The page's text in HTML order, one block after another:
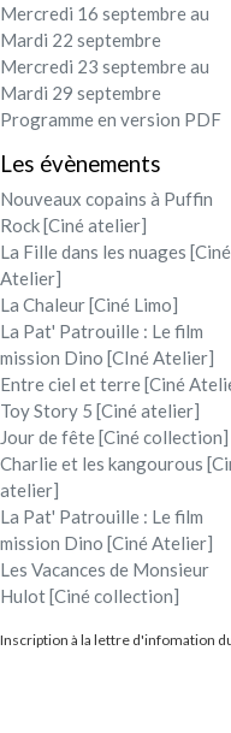
Mercredi 16 septembre au
Mardi 22 septembre
Mercredi 23 septembre au
Mardi 29 septembre
Programme en version PDF
Les évènements
Nouveaux copains à Puffin
Rock [Ciné atelier]
La Fille dans les nuages [Ciné
Atelier]
La Chaleur [Ciné Limo]
La Pat' Patrouille : Le film
mission Dino [CIné Atelier]
Entre ciel et terre [Ciné
Toy Story 5 [Ciné atelier]
Jour de fête [Ciné collection]
Charlie et les kangourous
atelier]
La Pat' Patrouille : Le film
mission Dino [Ciné Atelier]
Les Vacances de Monsieur
Hulot [Ciné collection]
Inscription à la lettre d'infomation